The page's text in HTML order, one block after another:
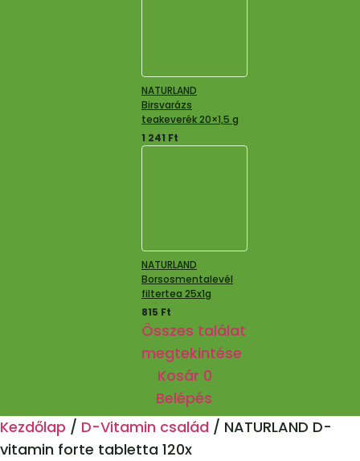
NATURLAND
Birsvarázs
teakeverék 20×1,5 g
1 241 Ft
NATURLAND
Borsosmentalevél
filtertea 25x1g
815 Ft
Összes találat
megtekintése
Kosár 0
Belépés
Kezdőlap / D-Vitamin család / NATURLAND D-
vitamin forte tabletta 120x